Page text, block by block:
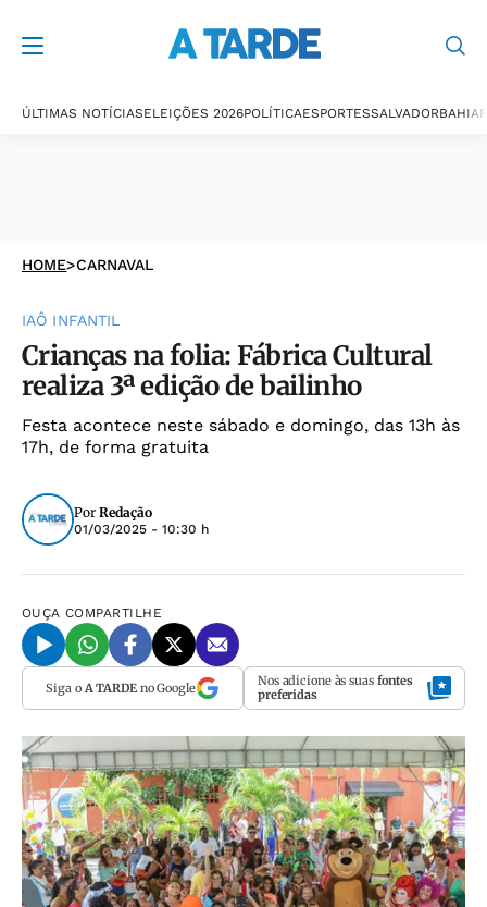
ÚLTIMAS NOTÍCIASELEIÇÕES 2026POLÍTICAESPORTESSALVADORBAHIA
HOME>CARNAVAL
IAÔ INFANTIL
Crianças na folia: Fábrica Cultural
realiza 3ª edição de bailinho
Festa acontece neste sábado e domingo, das 13h às
17h, de forma gratuita
Por Redação
01/03/2025 - 10:30 h
OUÇA COMPARTILHE
Siga o A TARDEno Google Nos adicione às suas fontes
preferidas